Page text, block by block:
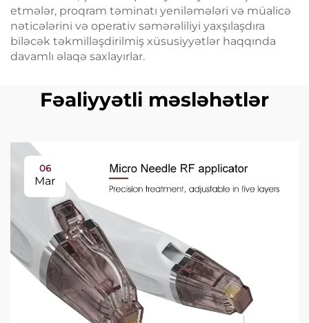
etmələr, proqram təminatı yeniləmələri və müalicə
nəticələrini və operativ səmərəliliyi yaxşılaşdıra
biləcək təkmilləşdirilmiş xüsusiyyətlər haqqında
davamlı əlaqə saxlayırlar.
Fəaliyyətli məsləhətlər
06
Mar